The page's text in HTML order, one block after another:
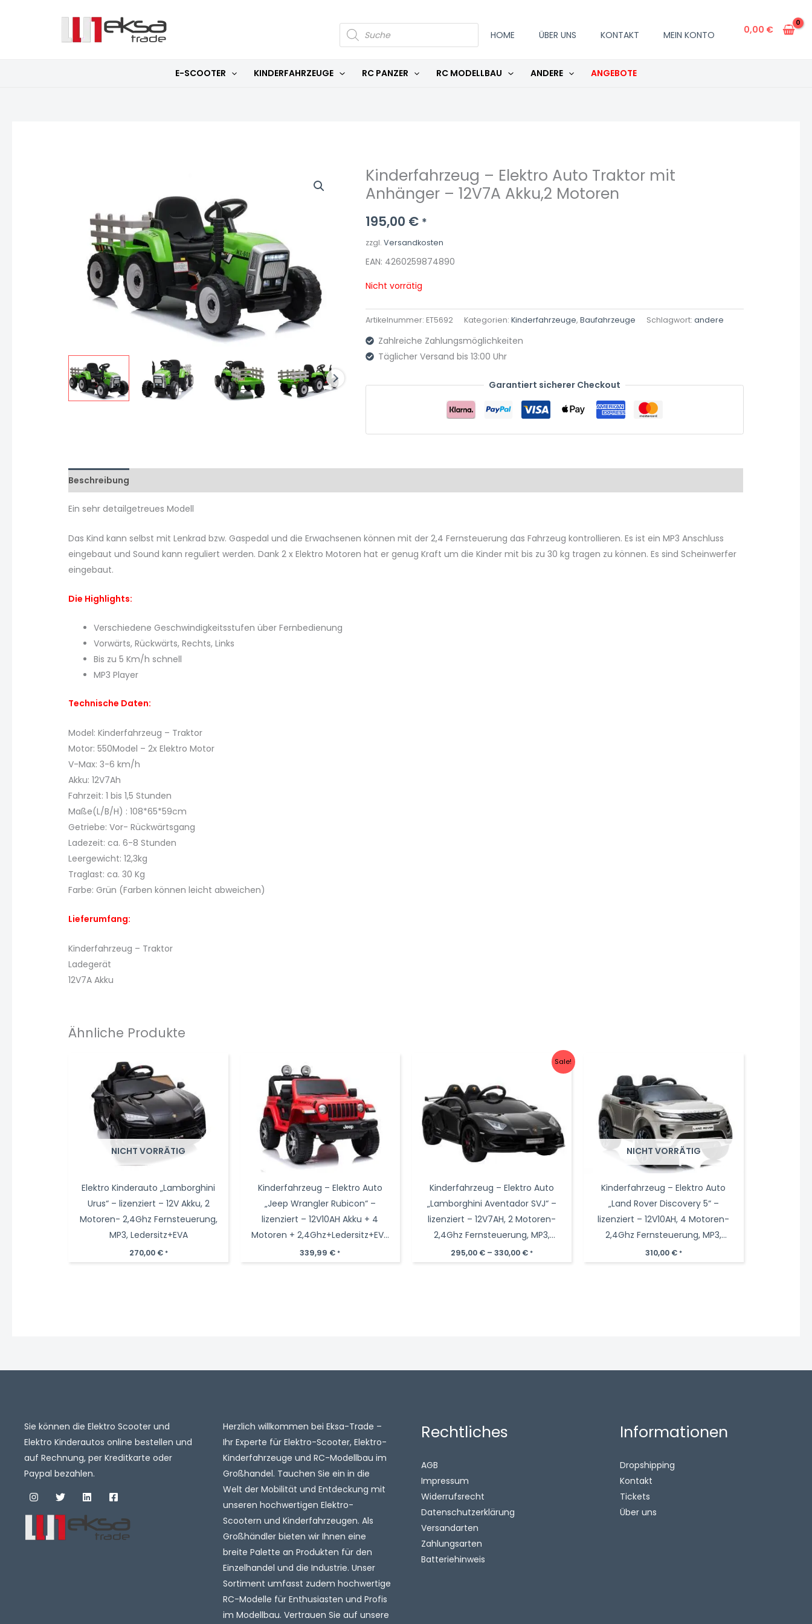
PRODUCTS
SEARCH HOME ÜBER UNS KONTAKT MEIN KONTO 0,00 €
E-SCOOTER KINDERFAHRZEUGE RC PANZER RC MODELLBAU ANDERE ANGEBOTE
Kinderfahrzeug – Elektro Auto Traktor mit
Anhänger – 12V7A Akku,2 Motoren
195,00 € *
zzgl. Versandkosten
EAN: 4260259874890
Nicht vorrätig
Artikelnummer: ET5692 Kategorien: Kinderfahrzeuge, Baufahrzeuge Schlagwort: andere
Zahlreiche Zahlungsmöglichkeiten
Täglicher Versand bis 13:00 Uhr
Garantiert sicherer Checkout
Beschreibung
Ein sehr detailgetreues Modell
Das Kind kann selbst mit Lenkrad bzw. Gaspedal und die Erwachsenen können mit der 2,4 Fernsteuerung das Fahrzeug kontrollieren. Es ist ein MP3 Anschluss
eingebaut und Sound kann reguliert werden. Dank 2 x Elektro Motoren hat er genug Kraft um die Kinder mit bis zu 30 kg tragen zu können. Es sind Scheinwerfer
eingebaut.
Die Highlights:
Verschiedene Geschwindigkeitsstufen über Fernbedienung
Vorwärts, Rückwärts, Rechts, Links
Bis zu 5 Km/h schnell
MP3 Player
Technische Daten:
Model: Kinderfahrzeug – Traktor
Motor: 550Model – 2x Elektro Motor
V-Max: 3-6 km/h
Akku: 12V7Ah
Fahrzeit: 1 bis 1,5 Stunden
Maße(L/B/H) : 108*65*59cm
Getriebe: Vor- Rückwärtsgang
Ladezeit: ca. 6-8 Stunden
Leergewicht: 12,3kg
Traglast: ca. 30 Kg
Farbe: Grün (Farben können leicht abweichen)
Lieferumfang:
Kinderfahrzeug – Traktor
Ladegerät
12V7A Akku
Ähnliche Produkte
NICHT VORRÄTIG
Elektro Kinderauto „Lamborghini
Urus“ – lizenziert – 12V Akku, 2
Motoren- 2,4Ghz Fernsteuerung,
MP3, Ledersitz+EVA
270,00 € *
Kinderfahrzeug – Elektro Auto
„Jeep Wrangler Rubicon“ –
lizenziert – 12V10AH Akku + 4
Motoren + 2,4Ghz+Ledersitz+EVA
-Rot
339,99 € *
Sale!
Kinderfahrzeug – Elektro Auto
„Lamborghini Aventador SVJ“ –
lizenziert – 12V7AH, 2 Motoren-
2,4Ghz Fernsteuerung, MP3,
Ledersitz+EVA
295,00 € –330,00 € *
NICHT VORRÄTIG
Kinderfahrzeug – Elektro Auto
„Land Rover Discovery 5“ –
lizenziert – 12V10AH, 4 Motoren-
2,4Ghz Fernsteuerung, MP3,
Ledersitz+EVA+lackiert
310,00 € *
Sie können die Elektro Scooter und
Elektro Kinderautos online bestellen und
auf Rechnung, per Kreditkarte oder
Paypal bezahlen.
Herzlich willkommen bei Eksa-Trade –
Ihr Experte für Elektro-Scooter, Elektro-
Kinderfahrzeuge und RC-Modellbau im
Großhandel. Tauchen Sie ein in die
Welt der Mobilität und Entdeckung mit
unseren hochwertigen Elektro-
Scootern und Kinderfahrzeugen. Als
Großhändler bieten wir Ihnen eine
breite Palette an Produkten für den
Einzelhandel und die Industrie. Unser
Sortiment umfasst zudem hochwertige
RC-Modelle für Enthusiasten und Profis
im Modellbau. Vertrauen Sie auf unsere
Rechtliches
AGB
Impressum
Widerrufsrecht
Datenschutzerklärung
Versandarten
Zahlungsarten
Batteriehinweis
Informationen
Dropshipping
Kontakt
Tickets
Über uns